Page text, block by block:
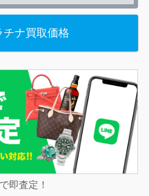
チナ買取価格
即査定！